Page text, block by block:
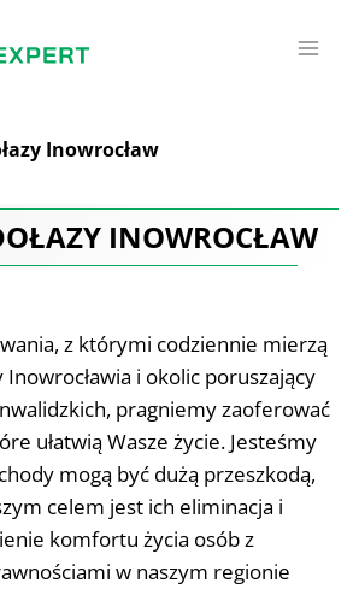
Inowrocław
INOWROCŁAW
z którymi codziennie mierzą
i okolic poruszający
pragniemy zaoferować
ułatwią Wasze życie. Jesteśmy
mogą być dużą przeszkodą,
celem jest ich eliminacja i
komfortu życia osób z
w naszym regionie